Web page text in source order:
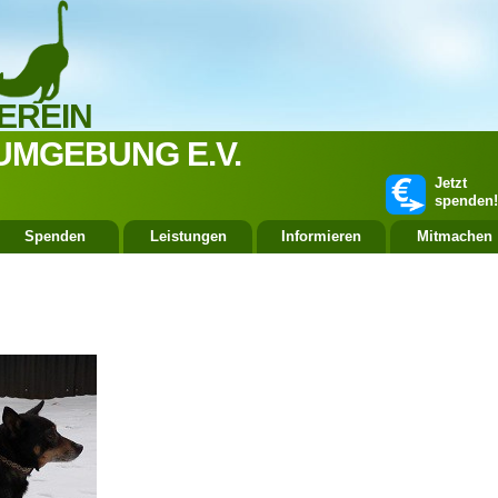
E.V.
Jetzt
spenden!
Spenden Leistungen Informieren Mitmachen